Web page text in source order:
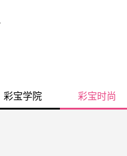
彩宝学院 彩宝时尚